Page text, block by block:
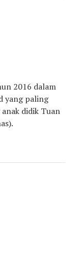
2016 dalam
yang paling
anak didik Tuan